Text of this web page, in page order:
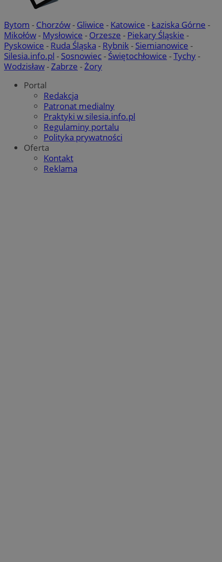
Bytom - Chorzów- Gliwice - Katowice -Łaziska Górne -
Mikołów- Mysłowice - Orzesze - Piekary Śląskie -
Pyskowice - Ruda Śląska - Rybnik- Siemianowice -
Silesia.info.pl - Sosnowiec- Świętochłowice -Tychy-
Wodzisław-Zabrze -Żory
Portal
Redakcja
Patronat medialny
Praktyki w silesia.info.pl
Regulaminy portalu
Polityka prywatności
Oferta
Kontakt
Reklama